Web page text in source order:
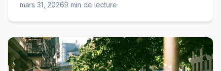
pratique : tout ce qu'un expatrié français doit
savoir.
mars 31, 20269 min de lecture